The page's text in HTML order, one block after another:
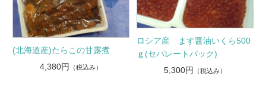
(北海道産)たらこの甘露煮
4,380円
（税込み）
ロシア産 ます醤油いくら500
ｇ(セパレートパック)
5,300円
（税込み）